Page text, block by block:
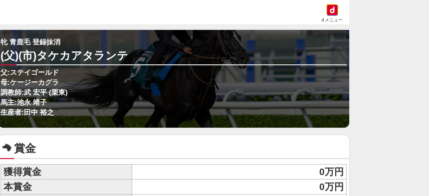
dメニュー
牝 青鹿毛 登録抹消
(父)(市)タケカアタランテ
父:ステイゴールド
母:ケージーカグラ
調教師:武 宏平 (栗東)
馬主:池永 靖子
生産者:田中 裕之
賞金
獲得賞金
0万円
本賞金
0万円